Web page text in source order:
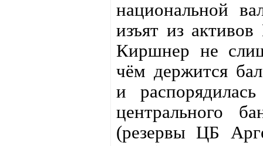
национальной
изъят из
Киршнер не
чём держится
и
центрального
(резервы ЦБ